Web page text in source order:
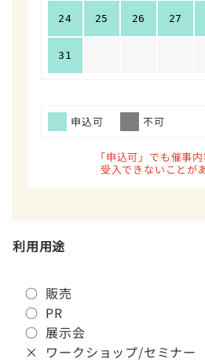
24 25 26 27
31
申込可 不可
「申込可」でも催事
受入できないことが
利用用途
○ 販売
○ PR
○ 展示会
× ワークショップ/セミナー